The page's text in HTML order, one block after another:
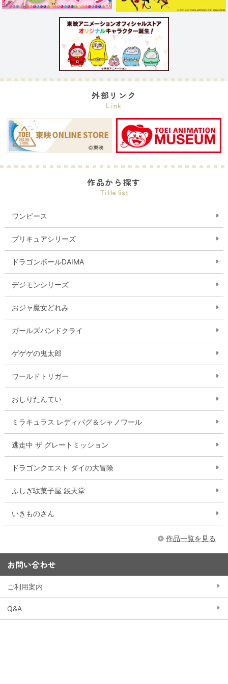
外部リンク
Link
作品から探す
Title list
ワンピース
プリキュアシリーズ
ドラゴンボールDAIMA
デジモンシリーズ
おジャ魔女どれみ
ガールズバンドクライ
ゲゲゲの鬼太郎
ワールドトリガー
おしりたんてい
ミラキュラス レディバグ＆シャノワール
逃走中 ザ グレートミッション
ドラゴンクエスト ダイの大冒険
ふしぎ駄菓子屋 銭天堂
いきものさん
作品一覧を見る
お問い合わせ
ご利用案内
Q&A